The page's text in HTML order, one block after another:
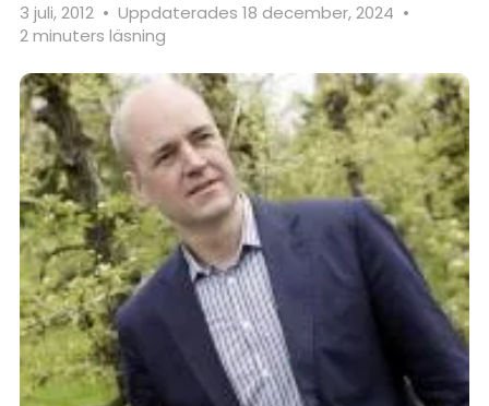
3 juli, 2012 • Uppdaterades 18 december, 2024 •
2 minuters läsning